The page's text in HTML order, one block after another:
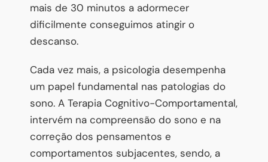
mais de 30 minutos a adormecer
dificilmente conseguimos atingir o
descanso.
Cada vez mais, a psicologia desempenha
um papel fundamental nas patologias do
sono. A Terapia Cognitivo-Comportamental,
intervém na compreensão do sono e na
correção dos pensamentos e
comportamentos subjacentes, sendo, a